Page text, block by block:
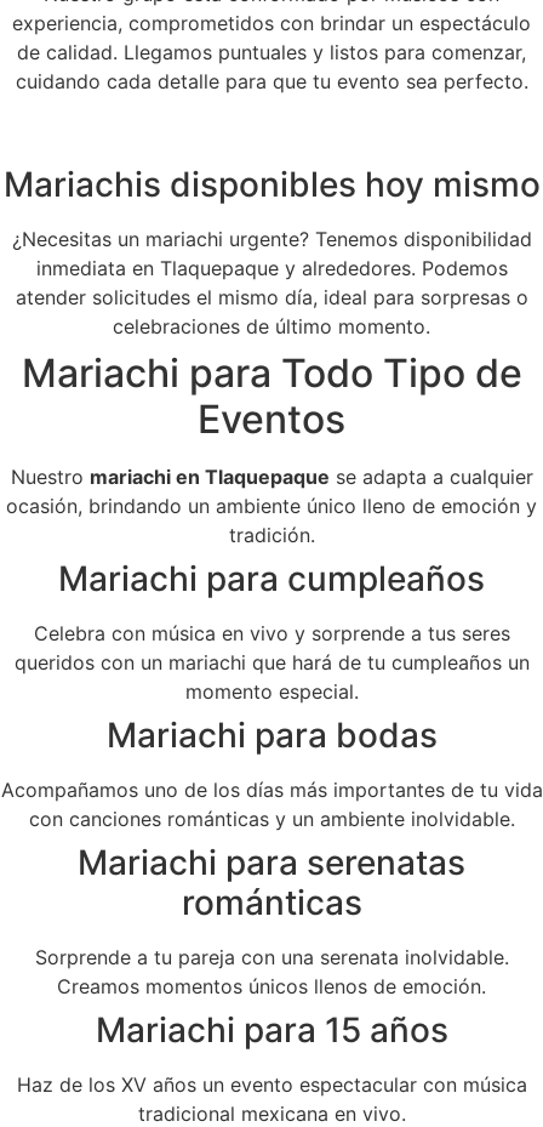
experiencia, comprometidos con brindar un espectáculo
de calidad. Llegamos puntuales y listos para comenzar,
cuidando cada detalle para que tu evento sea perfecto.
Mariachis disponibles hoy mismo
¿Necesitas un mariachi urgente? Tenemos disponibilidad
inmediata en Tlaquepaque y alrededores. Podemos
atender solicitudes el mismo día, ideal para sorpresas o
celebraciones de último momento.
Mariachi para Todo Tipo de
Eventos
Nuestro mariachi en Tlaquepaque se adapta a cualquier
ocasión, brindando un ambiente único lleno de emoción y
tradición.
Mariachi para cumpleaños
Celebra con música en vivo y sorprende a tus seres
queridos con un mariachi que hará de tu cumpleaños un
momento especial.
Mariachi para bodas
Acompañamos uno de los días más importantes de tu vida
con canciones románticas y un ambiente inolvidable.
Mariachi para serenatas
románticas
Sorprende a tu pareja con una serenata inolvidable.
Creamos momentos únicos llenos de emoción.
Mariachi para 15 años
Haz de los XV años un evento espectacular con música
tradicional mexicana en vivo.